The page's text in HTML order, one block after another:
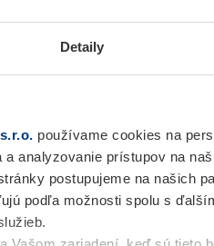
Detaily
používame cookies na
analyzovanie prístupov na
postupujeme na našich
podľa možnosti spolu s